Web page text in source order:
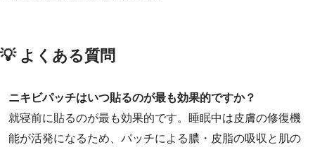
💡 よくある質問
ニキビパッチはいつ貼るのが最も効果的ですか？
就寝前に貼るのが最も効果的です。睡眠中は皮膚の修復機
能が活発になるため、パッチによる膿・皮脂の吸収と肌の